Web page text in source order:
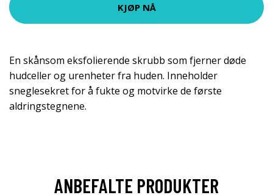
KJØP NÅ
En skånsom eksfolierende skrubb som fjerner døde
hudceller og urenheter fra huden. Inneholder
sneglesekret for å fukte og motvirke de første
aldringstegnene.
ANBEFALTE PRODUKTER